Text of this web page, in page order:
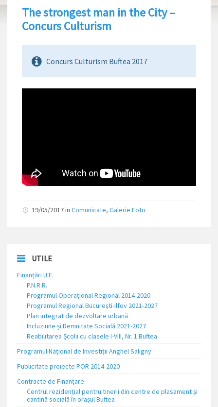
The strongest man in the City –
Concurs Culturism
Concurs Culturism Buftea 2017
19/05/2017in Comunicate, Galerie Foto
UTILE
Finanțări U.E.
P.N.R.R.
Programul Operațional Regional 2014-2020
Programul Regional București-Ilfov 2021-2027
Plan integrat de dezvoltare urbană
Incluziune și Demnitate Socială 2021-2027
Reabilitarea Școlii cu clasele I-VIII, Nr. 1 Buftea
Programul Național de Investiții Anghel Saligny
Publicitate proiecte POR 2014-2020
Contracte de Finanțare
Centrul rezidențial pentru tinerii din centre de plasament și
cantină socială în orașul Buftea